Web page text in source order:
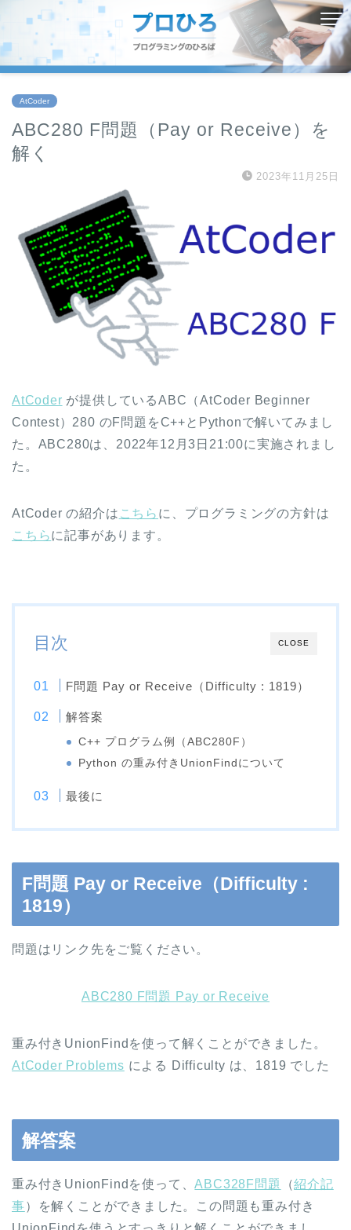
AtCoder
ABC280 F問題（Pay or Receive）を
解く
2023年11月25日
AtCoder が提供しているABC（AtCoder Beginner
Contest）280 のF問題をC++とPythonで解いてみまし
た。ABC280は、2022年12月3日21:00に実施されまし
た。
AtCoder の紹介は こちら に、プログラミングの方針は
こちらに記事があります。
CLOSE
目次
F問題 Pay or Receive（Difficulty : 1819）
解答案
C++ プログラム例（ABC280F）
Python の重み付きUnionFindについて
最後に
F問題 Pay or Receive（Difficulty :
1819）
問題はリンク先をご覧ください。
ABC280 F問題 Pay or Receive
重み付きUnionFindを使って解くことができました。
AtCoder Problems による Difficulty は、1819 でした
解答案
重み付きUnionFindを使って、ABC328F問題 （紹介記
事）を解くことができました。この問題も重み付き